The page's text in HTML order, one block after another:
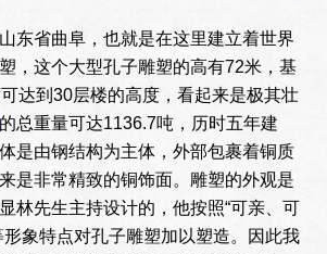
东省曲阜，也就是在这里建立着世界
，这个大型孔子雕塑的高有72米，基
达到30层楼的高度，看起来是极其壮
的总重量可达1136.7吨，历时五年建
是由钢结构为主体，外部包裹着铜质
是非常精致的铜饰面。雕塑的外观是
林先生主持设计的，他按照“可亲、可
形象特点对孔子雕塑加以塑造。因此我